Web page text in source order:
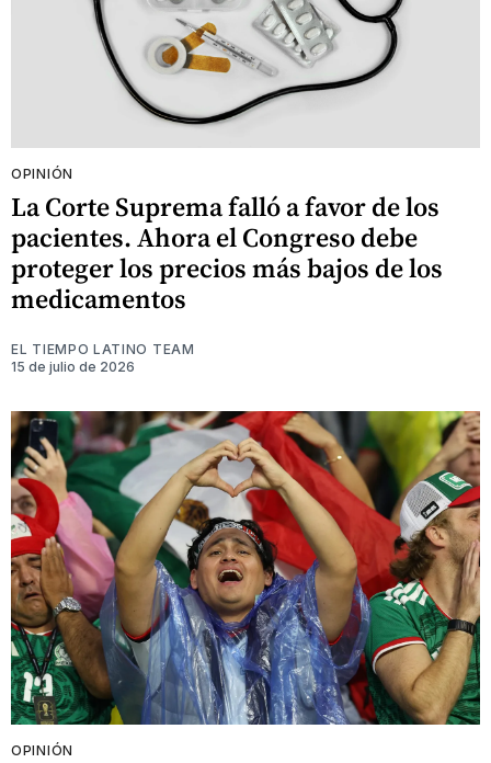
OPINIÓN
La Corte Suprema falló a favor de los
pacientes. Ahora el Congreso debe
proteger los precios más bajos de los
medicamentos
EL TIEMPO LATINO TEAM
15 de julio de 2026
OPINIÓN